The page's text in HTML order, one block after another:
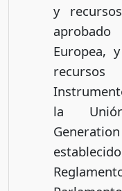
y
Europea,
la